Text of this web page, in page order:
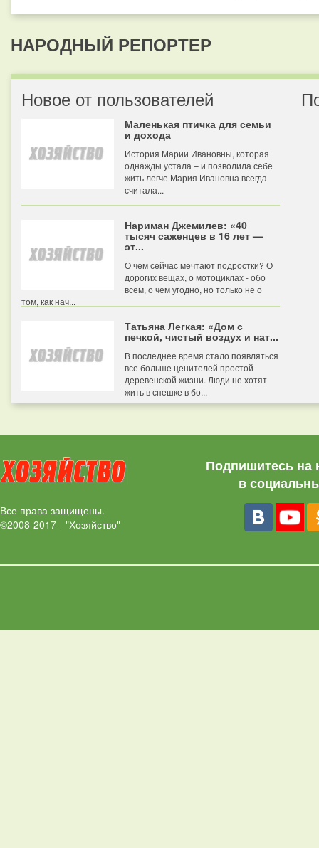
НАРОДНЫЙ РЕПОРТЕР
Новое от пользователей
Маленькая птичка для семьи
и дохода
История Марии Ивановны, которая
однажды устала – и позволила себе
жить легче Мария Ивановна всегда
считала...
Нариман Джемилев: «40
тысяч саженцев в 16 лет —
эт...
О чем сейчас мечтают подростки? О
дорогих вещах, о мотоциклах - обо
всем, о чем угодно, но только не о
том, как нач...
Татьяна Легкая: «Дом с
печкой, чистый воздух и нат...
В последнее время стало появляться
все больше ценителей простой
деревенской жизни. Люди не хотят
жить в спешке в бо...
Все права защищены.
©2008-2017 - "Хозяйство"
Подпишитесь на
в